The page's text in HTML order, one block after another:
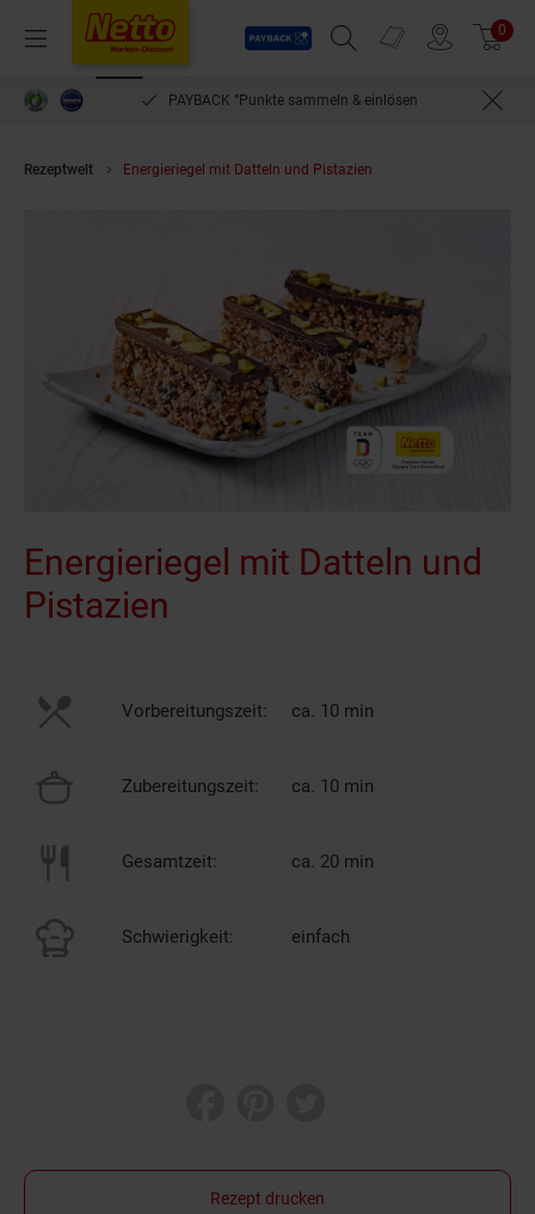
Menü
Payback
Suchfeld einblenden
Prospekte 0
PAYBACK °Punkte sammeln & einlösen
Rezeptwelt Energieriegel mit Datteln und Pistazien
Energieriegel mit Datteln und
Pistazien
Vorbereitungszeit: ca. 10 min
Zubereitungszeit: ca. 10 min
Gesamtzeit: ca. 20 min
Schwierigkeit: einfach
Rezept drucken